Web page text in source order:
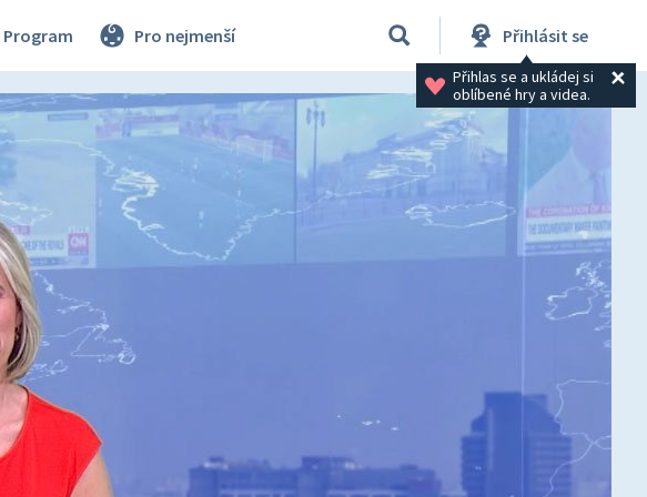
Program Pro nejmenší Přihlásit se
Přihlas se a ukládej si
oblíbené hry a videa.